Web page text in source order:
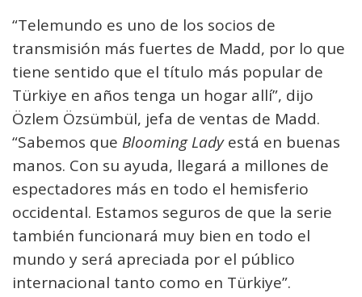
“Telemundo es uno de los socios de
transmisión más fuertes de Madd, por lo que
tiene sentido que el título más popular de
Türkiye en años tenga un hogar allí”, dijo
Özlem Özsümbül, jefa de ventas de Madd.
“Sabemos que Blooming Ladyestá en buenas
manos. Con su ayuda, llegará a millones de
espectadores más en todo el hemisferio
occidental. Estamos seguros de que la serie
también funcionará muy bien en todo el
mundo y será apreciada por el público
internacional tanto como en Türkiye”.